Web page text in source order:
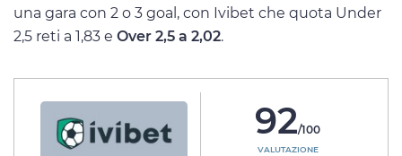
una gara con 2 o 3 goal, con Ivibet che quota Under
2,5 reti a 1,83 e Over 2,5 a 2,02.
92/100
VALUTAZIONE